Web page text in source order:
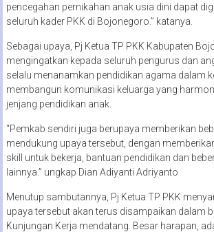
pencegahan pernikahan anak usia dini dapat
seluruh kader PKK di Bojonegoro.” katanya.
Sebagai upaya, Pj Ketua TP PKK Kabupaten
mengingatkan kepada seluruh pengurus dan
selalu menanamkan pendidikan agama dalam
membangun komunikasi keluarga yang
jenjang pendidikan anak.
“Pemkab sendiri juga berupaya memberikan
mendukung upaya tersebut, dengan
skill untuk bekerja, bantuan pendidikan dan
lainnya.” ungkap Dian Adiyanti Adriyanto
Menutup sambutannya, Pj Ketua TP PKK
upaya tersebut akan terus disampaikan dalam
Kunjungan Kerja mendatang. Besar harapan,